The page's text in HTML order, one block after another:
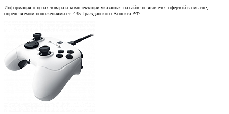
Информация о ценах товара и комплектации указанная на сайте не является офертой в смысле,
определяемом положениями ст. 435 Гражданского Кодекса РФ.